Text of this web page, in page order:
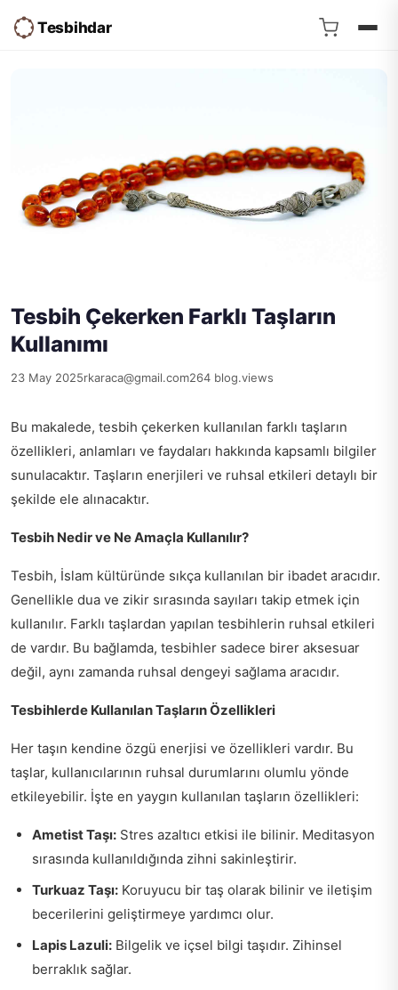
Tesbihdar
Tesbih Çekerken Farklı Taşların
Kullanımı
23 May 2025rkaraca@gmail.com264 blog.views
Bu makalede, tesbih çekerken kullanılan farklı taşların
özellikleri, anlamları ve faydaları hakkında kapsamlı bilgiler
sunulacaktır. Taşların enerjileri ve ruhsal etkileri detaylı bir
şekilde ele alınacaktır.
Tesbih Nedir ve Ne Amaçla Kullanılır?
Tesbih, İslam kültüründe sıkça kullanılan bir ibadet aracıdır.
Genellikle dua ve zikir sırasında sayıları takip etmek için
kullanılır. Farklı taşlardan yapılan tesbihlerin ruhsal etkileri
de vardır. Bu bağlamda, tesbihler sadece birer aksesuar
değil, aynı zamanda ruhsal dengeyi sağlama aracıdır.
Tesbihlerde Kullanılan Taşların Özellikleri
Her taşın kendine özgü enerjisi ve özellikleri vardır. Bu
taşlar, kullanıcılarının ruhsal durumlarını olumlu yönde
etkileyebilir. İşte en yaygın kullanılan taşların özellikleri:
Ametist Taşı: Stres azaltıcı etkisi ile bilinir. Meditasyon
sırasında kullanıldığında zihni sakinleştirir.
Turkuaz Taşı: Koruyucu bir taş olarak bilinir ve iletişim
becerilerini geliştirmeye yardımcı olur.
Lapis Lazuli: Bilgelik ve içsel bilgi taşıdır. Zihinsel
berraklık sağlar.